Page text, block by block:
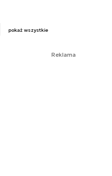
pokaż wszystkie
Reklama